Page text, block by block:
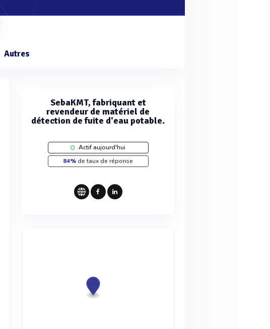
Autres
SebaKMT, fabriquant et
revendeur de matériel de
détection de fuite d'eau potable.
Actif aujourd'hui
84%de taux de réponse